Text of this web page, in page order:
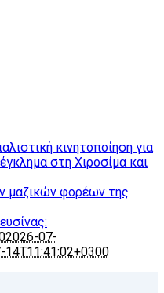
κινητοποίηση για
στη Χιροσίμα και
μαζικών φορέων της
2026-07-
14T11:41:02+0300